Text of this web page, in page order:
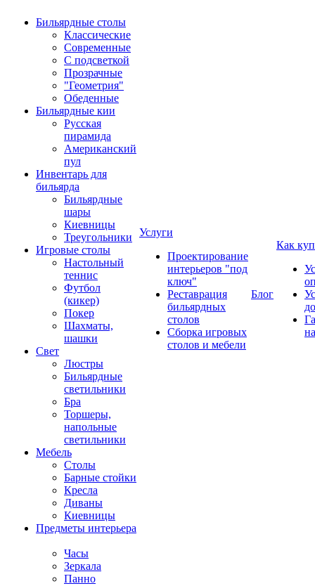
Бильярдные столы
Классические
Современные
С подсветкой
Прозрачные
"Геометрия"
Обеденные
Бильярдные кии
Русская
пирамида
Американский
пул
Инвентарь для
бильярда
Бильярдные
шары
Киевницы
Треугольники
Игровые столы
Настольный
теннис
Футбол
(кикер)
Покер
Шахматы,
шашки
Свет
Люстры
Бильярдные
светильники
Бра
Торшеры,
напольные
светильники
Мебель
Столы
Барные стойки
Кресла
Диваны
Киевницы
Предметы интерьера
Часы
Зеркала
Панно
Услуги
Проектирование
интерьеров "под
ключ"
Реставрация
бильярдных
столов
Сборка игровых
столов и мебели
Блог
Как